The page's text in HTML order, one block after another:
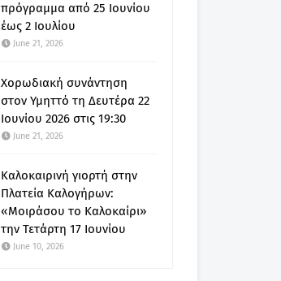
πρόγραμμα από 25 Ιουνίου
έως 2 Ιουλίου
June 21, 2026
Χορωδιακή συνάντηση
στον Υμηττό τη Δευτέρα 22
Ιουνίου 2026 στις 19:30
June 21, 2026
Καλοκαιρινή γιορτή στην
Πλατεία Καλογήρων:
«Μοιράσου το Καλοκαίρι»
την Τετάρτη 17 Ιουνίου
June 10, 2026